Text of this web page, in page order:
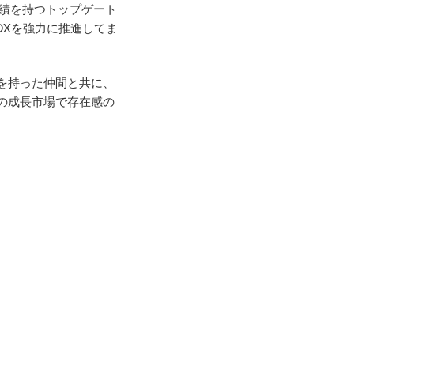
を持つトップゲート
を強力に推進してま
った仲間と共に、
成長市場で存在感の